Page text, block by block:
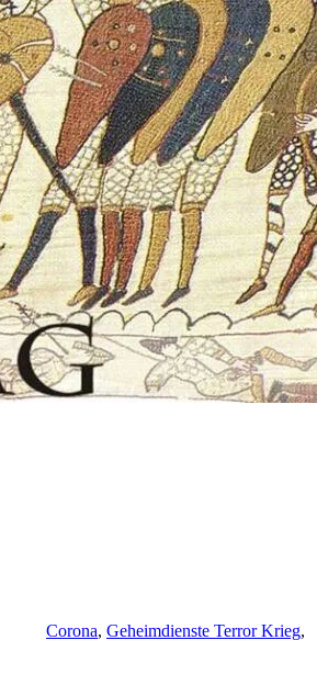
Corona, Geheimdienste Terror Krieg,